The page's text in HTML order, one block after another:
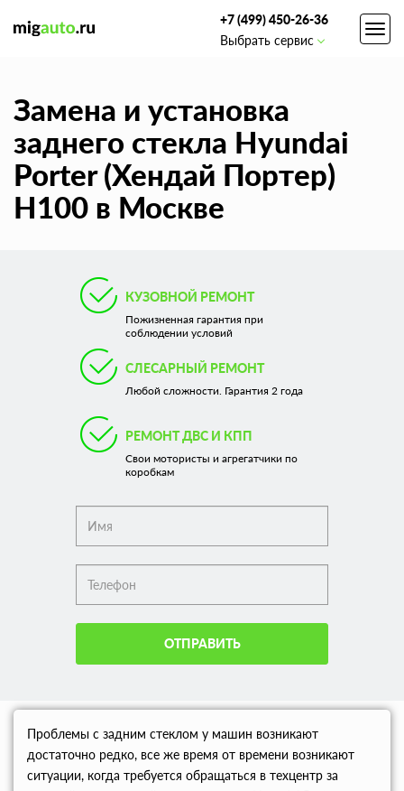
+7 (499) 450-26-36
Выбрать сервис
Замена и установка
заднего стекла Hyundai
Porter (Хендай Портер)
Н100 в Москве
КУЗОВНОЙ РЕМОНТ
Пожизненная гарантия при
соблюдении условий
СЛЕСАРНЫЙ РЕМОНТ
Любой сложности. Гарантия 2 года
РЕМОНТ ДВС И КПП
Свои мотористы и агрегатчики по
коробкам
ОТПРАВИТЬ
Проблемы с задним стеклом у машин возникают
достаточно редко, все же время от времени возникают
ситуации, когда требуется обращаться в техцентр за